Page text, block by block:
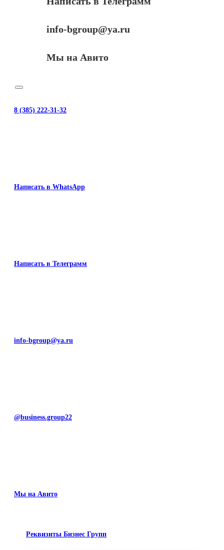
info-bgroup@ya.ru
Мы на Авито
8 (385) 222-31-32
Написать в WhatsApp
Написать в Телеграмм
info-bgroup@ya.ru
@business.group22
Мы на Авито
Реквизиты Бизнес Групп